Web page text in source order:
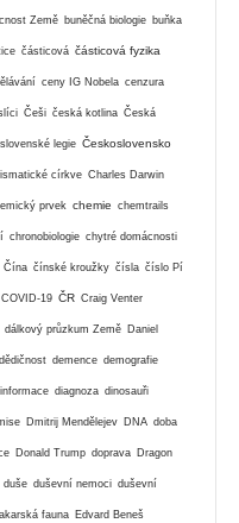
Země buněčná biologie buňka
částicová částicová fyzika
ceny IG Nobela cenzura
Češi česká kotlina Česká
legie Československo
církve Charles Darwin
prvek chemie chemtrails
chronobiologie chytré domácnosti
Čína čínské kroužky čísla číslo Pí
COVID-19 ČR Craig Venter
dálkový průzkum Země Daniel
dědičnost demence demografie
diagnoza dinosauři
Dmitrij Mendělejev DNA doba
Donald Trump doprava Dragon
duše duševní nemoci duševní
fauna Edvard Beneš